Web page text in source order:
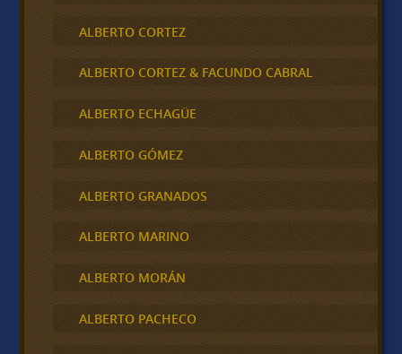
ALBERTO CORTEZ
ALBERTO CORTEZ & FACUNDO CABRAL
ALBERTO ECHAGÜE
ALBERTO GÓMEZ
ALBERTO GRANADOS
ALBERTO MARINO
ALBERTO MORÁN
ALBERTO PACHECO